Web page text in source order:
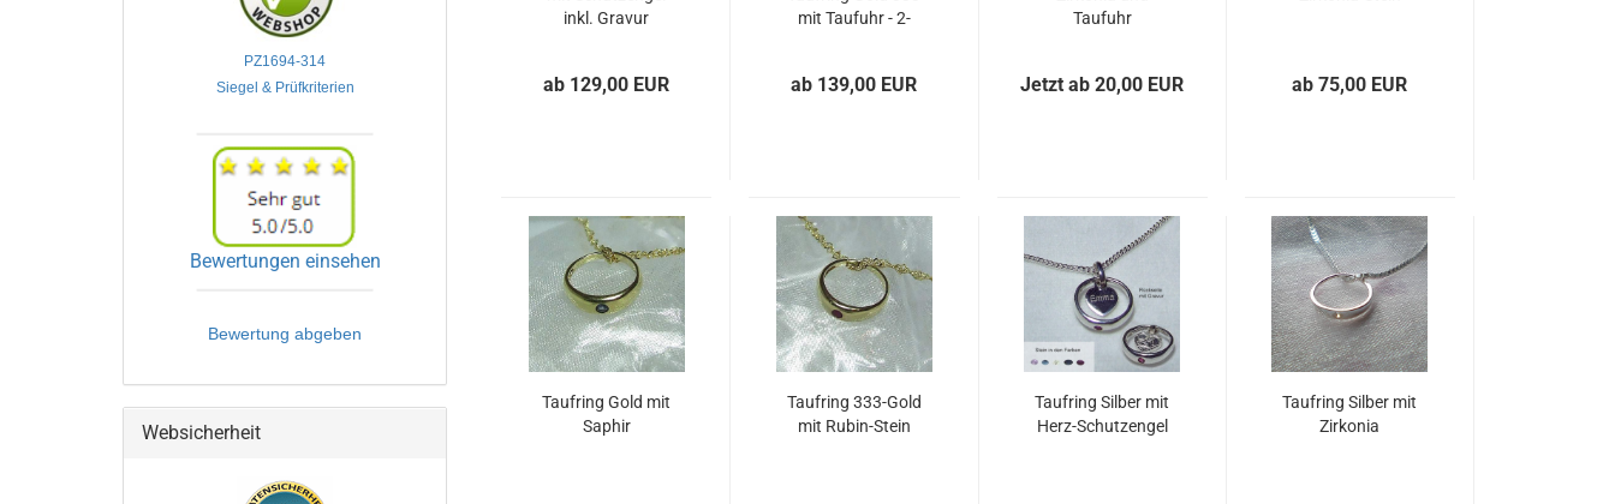
inkl. Gravur
ab 129,00 EUR
mit Taufuhr - 2-
ab 139,00 EUR
Taufuhr
Jetzt ab 20,00 EUR ab 75,00 EUR
Taufring Gold mit
Saphir
Taufring 333-Gold
mit Rubin-Stein
Taufring Silber mit
Herz-Schutzengel
Taufring Silber mit
Zirkonia
PZ1694-314
Siegel & Prüfkriterien
Bewertungen einsehen
Bewertung abgeben
Websicherheit